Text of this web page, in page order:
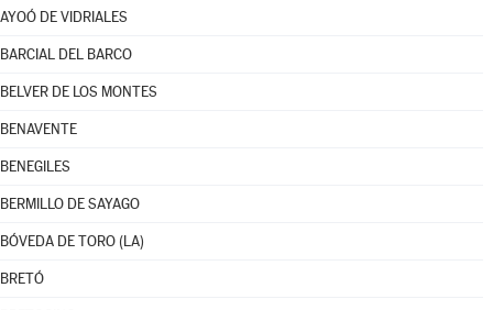
AYOÓ DE VIDRIALES
BARCIAL DEL BARCO
BELVER DE LOS MONTES
BENAVENTE
BENEGILES
BERMILLO DE SAYAGO
BÓVEDA DE TORO (LA)
BRETÓ